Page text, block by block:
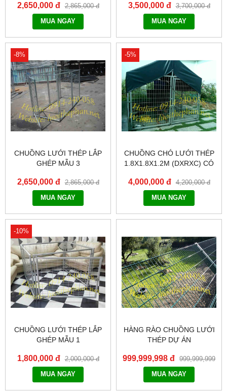
2,650,000 đ 2,865,000 đ
MUA NGAY
3,500,000 đ 3,700,000 đ
MUA NGAY
-8%
CHUỒNG LƯỚI THÉP LẮP
GHÉP MẪU 3
2,650,000 đ 2,865,000 đ
MUA NGAY
-5%
CHUỒNG CHÓ LƯỚI THÉP
1.8X1.8X1.2M (DXRXC) CÓ
4,000,000 đ 4,200,000 đ
MUA NGAY
-10%
CHUỒNG LƯỚI THÉP LẮP
GHÉP MẪU 1
1,800,000 đ 2,000,000 đ
MUA NGAY
HÀNG RÀO CHUỒNG LƯỚI
THÉP DỰ ÁN
999,999,998 đ
999,999,999
đ
MUA NGAY